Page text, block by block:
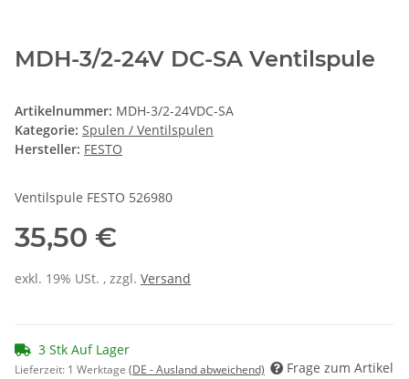
MDH-3/2-24V DC-SA Ventilspule
Artikelnummer: MDH-3/2-24VDC-SA
Kategorie: Spulen / Ventilspulen
Hersteller: FESTO
Ventilspule FESTO 526980
35,50 €
exkl. 19% USt. , zzgl. Versand
3 Stk Auf Lager
Lieferzeit: 1 Werktage (DE - Ausland abweichend) Frage zum Artikel